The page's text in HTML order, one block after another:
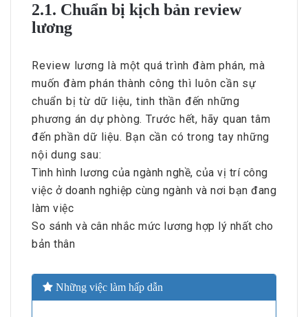
2.1. Chuẩn bị kịch bản review
lương
Review lương là một quá trình đàm phán, mà
muốn đàm phán thành công thì luôn cần sự
chuẩn bị từ dữ liệu, tinh thần đến những
phương án dự phòng. Trước hết, hãy quan tâm
đến phần dữ liệu. Bạn cần có trong tay những
nội dung sau:
Tình hình lương của ngành nghề, của vị trí công
việc ở doanh nghiệp cùng ngành và nơi bạn đang
làm việc
So sánh và cân nhắc mức lương hợp lý nhất cho
bản thân
Những việc làm hấp dẫn